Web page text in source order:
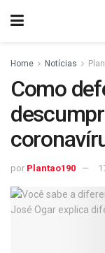
Home Notícias
Como
por Plantao190